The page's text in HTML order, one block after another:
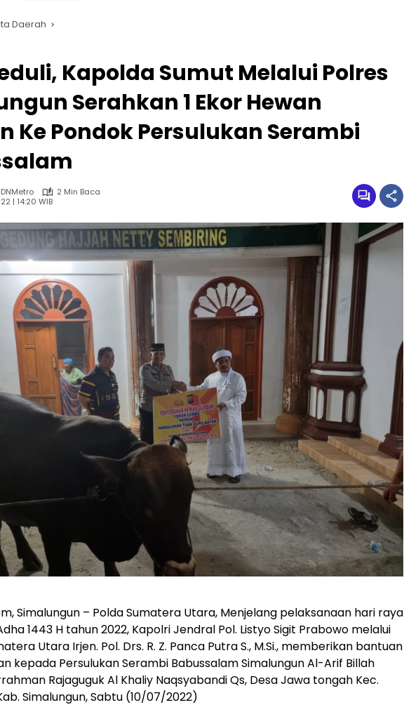
Daerah
Kapolda Sumut Melalui Polres
Serahkan 1 Ekor Hewan
Ke Pondok Persulukan Serambi
2 Min Baca
| 14:20 WIB
Simalungun – Polda Sumatera Utara, Menjelang pelaksanaan hari raya
1443 H tahun 2022, Kapolri Jendral Pol. Listyo Sigit Prabowo melalui
Utara Irjen. Pol. Drs. R. Z. Panca Putra S., M.Si., memberikan bantuan
kepada Persulukan Serambi Babussalam Simalungun Al-Arif Billah
Rajaguguk Al Khaliy Naqsyabandi Qs, Desa Jawa tongah Kec.
Simalungun, Sabtu (10/07/2022)